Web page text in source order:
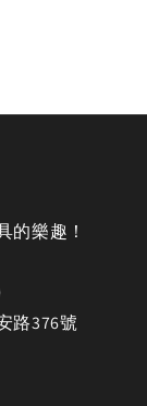
的樂趣！
路376號